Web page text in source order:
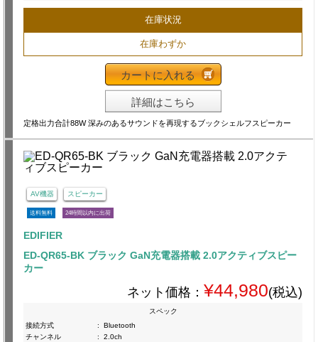
在庫状況
在庫わずか
カートに入れる
詳細はこちら
定格出力合計88W 深みのあるサウンドを再現するブックシェルフスピーカー
AV機器 スピーカー
送料無料 24時間以内に出荷
EDIFIER
ED-QR65-BK ブラック GaN充電器搭載 2.0アクティブスピー
カー
ネット価格： ¥44,980(税込)
スペック
接続方式
:
Bluetooth
チャンネル
:
2.0ch